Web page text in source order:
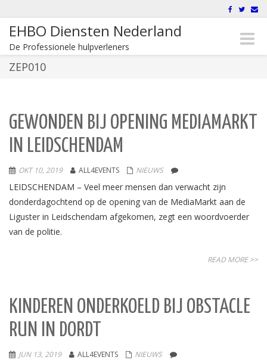
EHBO Diensten Nederland
De Professionele hulpverleners
Toggle
ZEP010
GEWONDEN BIJ OPENING MEDIAMARKT
IN LEIDSCHENDAM
OKT 10, 2019 ALL4EVENTS NIEUWS
LEIDSCHENDAM – Veel meer mensen dan verwacht zijn
donderdagochtend op de opening van de MediaMarkt aan de
Liguster in Leidschendam afgekomen, zegt een woordvoerder
van de politie.
READ MORE >>
KINDEREN ONDERKOELD BIJ OBSTACLE
RUN IN DORDT
JUN 13, 2019 ALL4EVENTS NIEUWS